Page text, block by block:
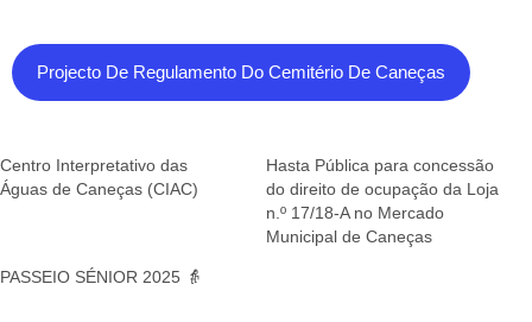
Projecto De Regulamento Do Cemitério De Caneças
Centro Interpretativo das
Águas de Caneças (CIAC)
Hasta Pública para concessão
do direito de ocupação da Loja
n.º 17/18-A no Mercado
Municipal de Caneças
PASSEIO SÉNIOR 2025 👵